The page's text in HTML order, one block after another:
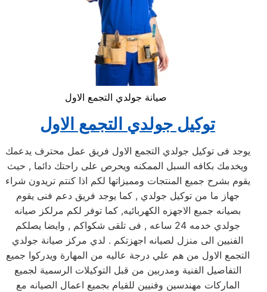
صيانة جولدي التجمع الاول
توكيل جولدي التجمع الاول
يوجد فى توكيل جولدي التجمع الاول فريق عمل محترف يدعمك
ويخدمك بكافه السبل الممكنه ويحرص على راحتك دائما , حيث
يقوم بشرح جميع المنتجات ومميزاتها لكم اذا كنتم تريدون شراء
جهاز ما من توكيل جولدي , كما يوجد فريق دعم فنى يقوم
بصيانه جميع الاجهزه الكهربائيه, كما توفر لكم مرلكز صيانه
جولدي خدمه 24 ساعه , فى تلقى شكواكم , وايضا يصلكم
الفنيين الى منزل لصيانه اجهزتكم . لدي مركز صيانة جولدي
التجمع الاول من هم علي درجة عاليه من المهارة ويدركوا جميع
التفاصيل الفنية ومدربين من قبل التوكيلات الرسمية لجميع
الماركات مهندسين وفنيين للقيام بجميع اعمال الصيانه مع